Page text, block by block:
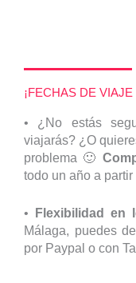
¡FECHAS DE
• ¿No estás
viajarás? ¿O
problema 🙂
todo un año a
• Flexibilidad en
Málaga, puedes
por Paypal o con